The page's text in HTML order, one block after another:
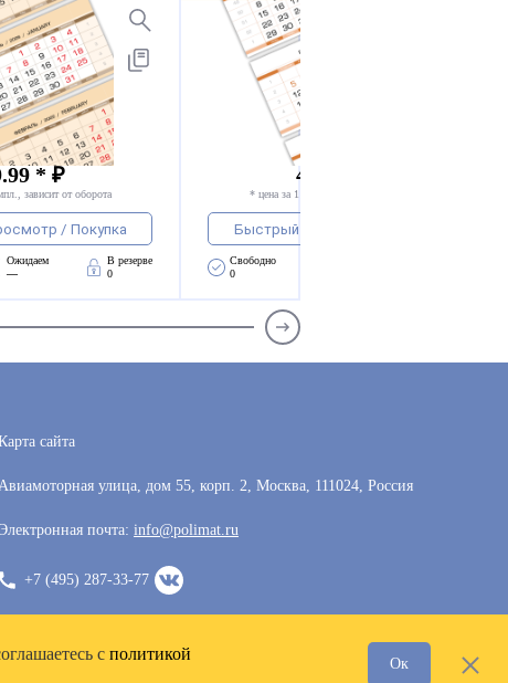
* ₽
зависит от оборота
/ Покупка
Ожидаем
—
В резерве
0
49.99 * ₽
* цена за 1 компл., зависит от оборота
Быстрый просмотр / Покупка
Свободно
0
сайта
улица, дом 55, корп. 2, Москва, 111024, Россия
почта: info@polimat.ru
+7 (495) 287-33-77
с политикой
Ок